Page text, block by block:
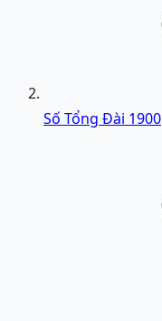
Số Tổng Đài 1900